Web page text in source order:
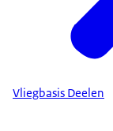
Vliegbasis Deelen